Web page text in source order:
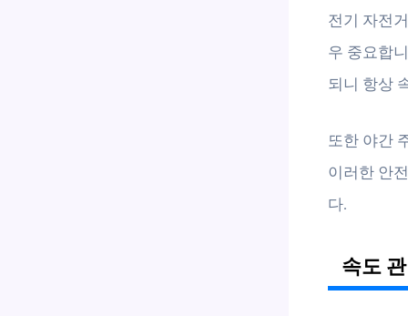
전기 자전
우 중요합
되니 항상
또한 야간
이러한 안
다.
속도